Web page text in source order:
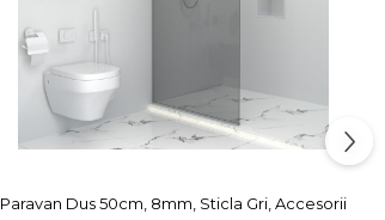
Paravan Dus 50cm, 8mm, Sticla Gri, Accesorii